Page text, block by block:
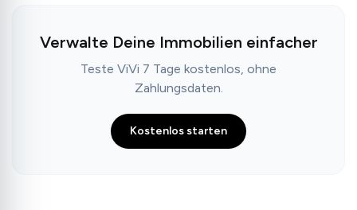
Verwalte Deine Immobilien einfacher
Teste ViVi 7 Tage kostenlos, ohne
Zahlungsdaten.
Kostenlos starten